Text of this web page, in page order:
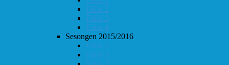
Follo 2
Follo 3
Follo 4
Sesongen 2015/2016
Follo 1
Follo 2